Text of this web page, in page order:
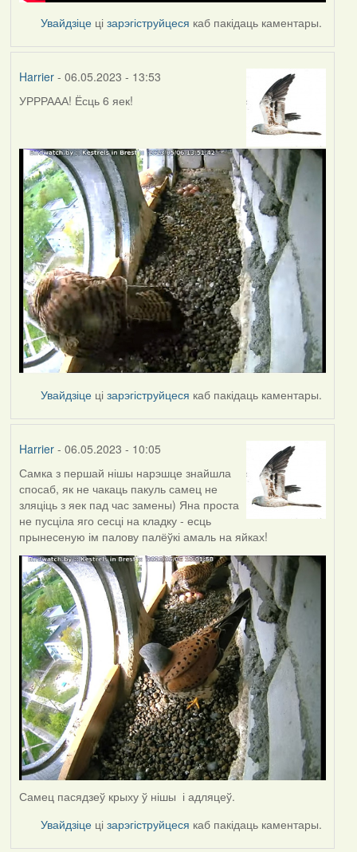
Увайдзіце цізарэгіструйцеся каб пакідаць каментары.
Harrier- 06.05.2023 - 13:53
УРРРААА! Ёсць 6 яек!
Увайдзіце цізарэгіструйцеся каб пакідаць каментары.
Harrier- 06.05.2023 - 10:05
Самка з першай нішы нарэшце знайшла
спосаб, як не чакаць пакуль самец не
зляціць з яек пад час замены) Яна проста
не пусціла яго сесці на кладку - есць
прынесеную ім палову палёўкі амаль на яйках!
Самец пасядзеў крыху ў нішы і адляцеў.
Увайдзіце цізарэгіструйцеся каб пакідаць каментары.